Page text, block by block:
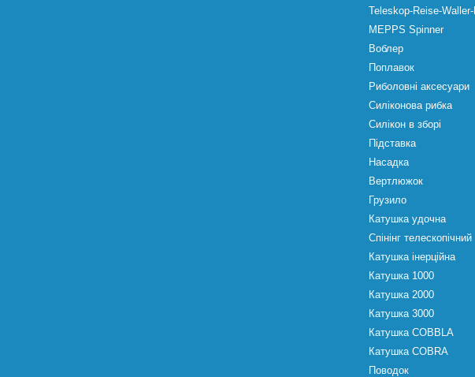
Teleskop-Reise-
MEPPS Spinner
Воблер
Поплавок
Риболовні аксесуари
Силіконова рибка
Силікон в зборі
Підставка
Насадка
Вертлюжок
Грузило
Катушка удочна
Спінінг телескопічний
Катушка інерційна
Катушка 1000
Катушка 2000
Катушка 3000
Катушка COBBLA
Катушка COBRA
Поводок